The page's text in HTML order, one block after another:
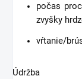
počas
zvyšky
vŕtanie/
Údržba